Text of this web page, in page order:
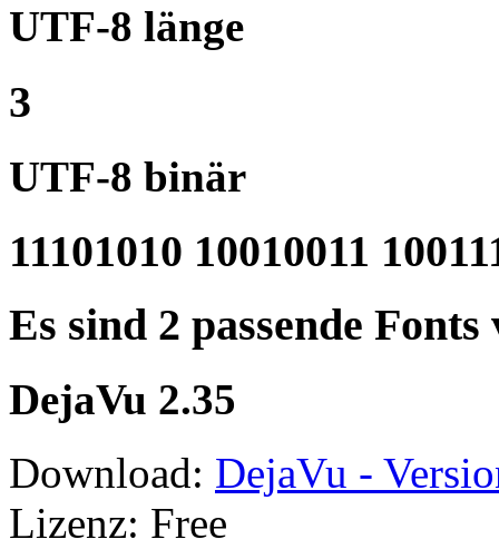
UTF-8 länge
3
UTF-8 binär
11101010 10010011
Es sind 2 passende
DejaVu 2.35
Download: DejaVu -
Lizenz: Free